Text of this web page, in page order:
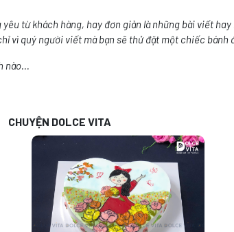
từ khách hàng, hay đơn giản là những bài viết
vì quý người viết mà bạn sẽ thử đặt một chiếc bánh
nào...
CHUYỆN DOLCE VITA